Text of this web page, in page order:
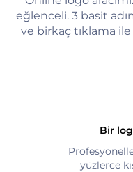
eğlenceli. 3 basit
ve birkaç tıklama
Bir
yüzlerce